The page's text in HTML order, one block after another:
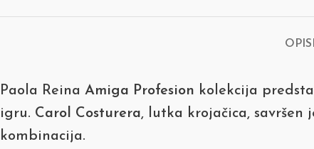
OPIS
Paola Reina Amiga Profesion kolekcija
igru. Carol Costurera, lutka krojačica,
kombinacija.